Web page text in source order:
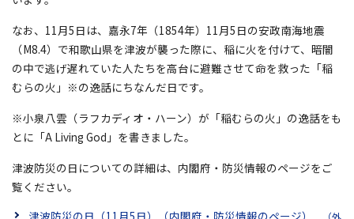
なお、11月5日は、嘉永7年（1854年）11月5日の安政南海地震
（M8.4）で和歌山県を津波が襲った際に、稲に火を付けて、暗闇
の中で逃げ遅れていた人たちを高台に避難させて命を救った「稲
むらの火」※の逸話にちなんだ日です。
※小泉八雲（ラフカディオ・ハーン）が「稲むらの火」の逸話をも
とに「A Living God」を書きました。
津波防災の日についての詳細は、内閣府・防災情報のページをご
覧ください。